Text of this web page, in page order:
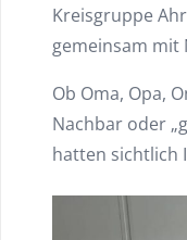
Kreisgruppe
gemeinsam mit
Ob Oma, Opa,
Nachbar oder
hatten sichtlich